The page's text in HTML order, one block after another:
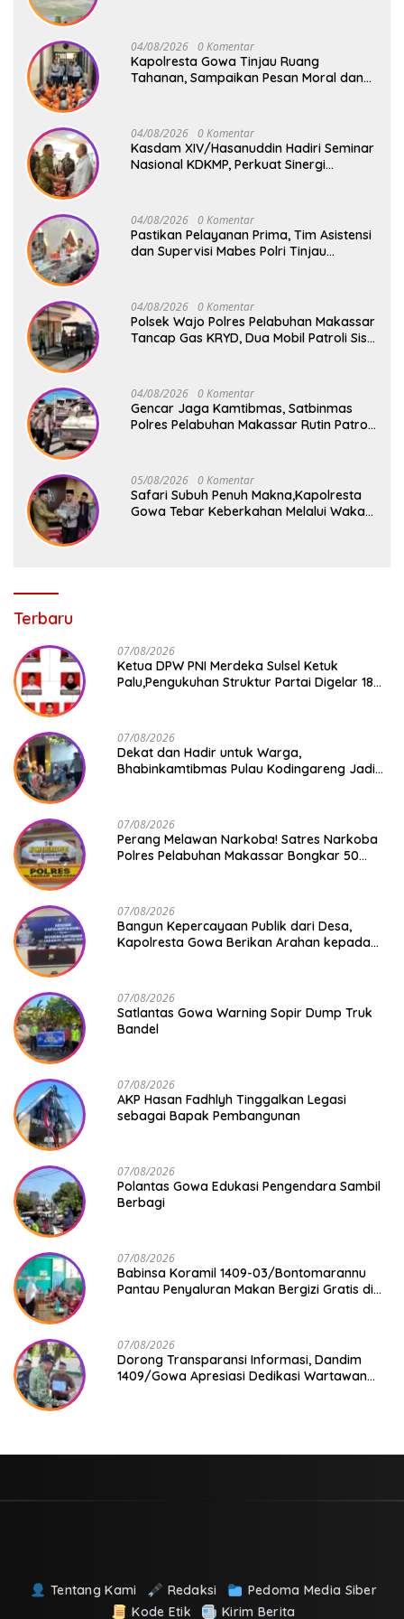
04/08/2026 0 Komentar
Kapolresta Gowa Tinjau Ruang
Tahanan, Sampaikan Pesan Moral dan
04/08/2026 0 Komentar
Kasdam XIV/Hasanuddin Hadiri Seminar
Nasional KDKMP, Perkuat Sinergi
04/08/2026 0 Komentar
Pastikan Pelayanan Prima, Tim Asistensi
dan Supervisi Mabes Polri Tinjau
04/08/2026 0 Komentar
Polsek Wajo Polres Pelabuhan Makassar
Tancap Gas KRYD, Dua Mobil Patroli Sisir
04/08/2026 0 Komentar
Gencar Jaga Kamtibmas, Satbinmas
Polres Pelabuhan Makassar Rutin Patroli
05/08/2026 0 Komentar
Safari Subuh Penuh Makna,Kapolresta
Gowa Tebar Keberkahan Melalui Wakaf
Terbaru
07/08/2026
Ketua DPW PNI Merdeka Sulsel Ketuk
Palu,Pengukuhan Struktur Partai Digelar 18
07/08/2026
Dekat dan Hadir untuk Warga,
Bhabinkamtibmas Pulau Kodingareng Jadi
07/08/2026
Perang Melawan Narkoba! Satres Narkoba
Polres Pelabuhan Makassar Bongkar 50
07/08/2026
Bangun Kepercayaan Publik dari Desa,
Kapolresta Gowa Berikan Arahan kepada
07/08/2026
Satlantas Gowa Warning Sopir Dump Truk
Bandel
07/08/2026
AKP Hasan Fadhlyh Tinggalkan Legasi
sebagai Bapak Pembangunan
07/08/2026
Polantas Gowa Edukasi Pengendara Sambil
Berbagi
07/08/2026
Babinsa Koramil 1409-03/Bontomarannu
Pantau Penyaluran Makan Bergizi Gratis di
07/08/2026
Dorong Transparansi Informasi, Dandim
1409/Gowa Apresiasi Dedikasi Wartawan
Tentang Kami Redaksi
Pedoma Media Siber
Kode Etik
Kirim Berita